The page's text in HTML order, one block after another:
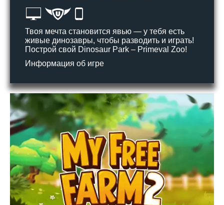
Твоя мечта становится явью — у тебя есть
живые динозавры, чтобы разводить и играть!
Построй свой Dinosaur Park – Primeval Zoo!
Информация об игре